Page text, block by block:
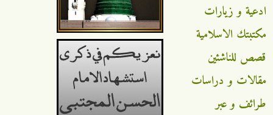
ادعية و زيارات
مكتبتك الاسلامية
قصص للناشئين
مقالات و دراسات
طرائف و عبر